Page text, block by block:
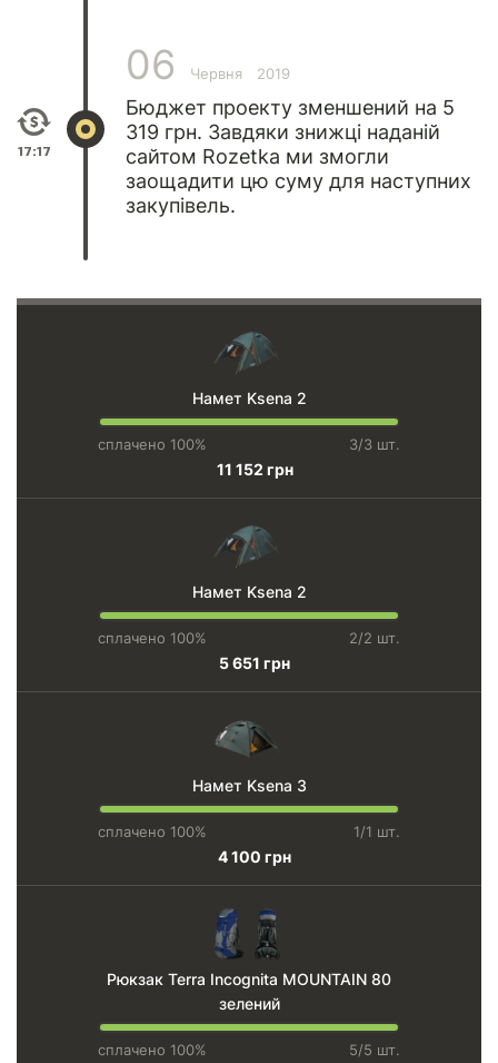
17:17
06 Червня 2019
Бюджет проекту зменшений на 5
319 грн. Завдяки знижці наданій
сайтом Rozetka ми змогли
заощадити цю суму для наступних
закупівель.
Намет Ksena 2
сплачено 100% 3/3 шт.
11 152 грн
Намет Ksena 2
сплачено 100% 2/2 шт.
5 651 грн
Намет Ksena 3
сплачено 100% 1/1 шт.
4 100 грн
Рюкзак Terra Incognita MOUNTAIN 80
зелений
сплачено 100% 5/5 шт.